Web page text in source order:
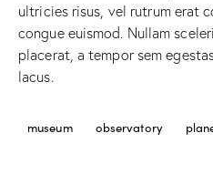
ultricies risus, vel rutrum erat
congue euismod. Nullam
placerat, a tempor sem
lacus.
museum observatory